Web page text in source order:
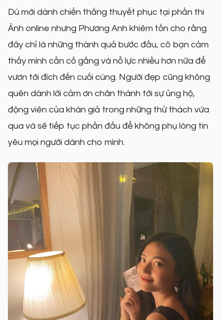
Dù mới dành chiến thắng thuyết phục tại phần thi
Ảnh online nhưng Phương Anh khiêm tốn cho rằng
đây chỉ là những thành quả bước đầu, cô bạn cảm
thấy mình cần cố gắng và nỗ lực nhiều hơn nữa để
vươn tới đích đến cuối cùng. Người đẹp cũng không
quên dành lời cảm ơn chân thành tới sự ủng hộ,
động viên của khán giả trong những thử thách vừa
qua và sẽ tiếp tục phấn đấu để không phụ lòng tin
yêu mọi người dành cho mình.